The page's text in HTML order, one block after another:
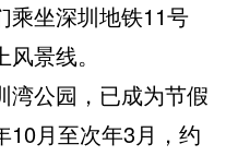
乘坐深圳地铁11号
景线。
公园，已成为节假
10月至次年3月，约